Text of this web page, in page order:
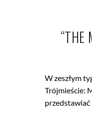
“THE
W zeszłym
Trójmieście: